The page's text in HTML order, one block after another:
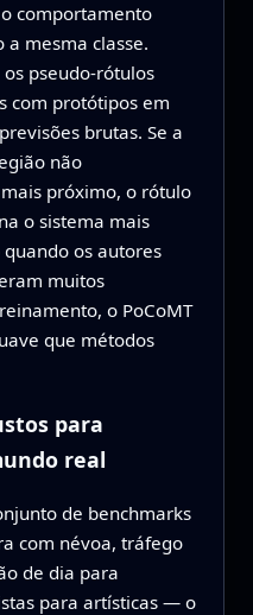
comportamento
mesma classe.
pseudo‑rótulos
com protótipos em
brutas. Se a
não
próximo, o rótulo
o sistema mais
os autores
muitos
o PoCoMT
que métodos
para
real
de benchmarks
com névoa, tráfego
de dia para
para artísticas — o